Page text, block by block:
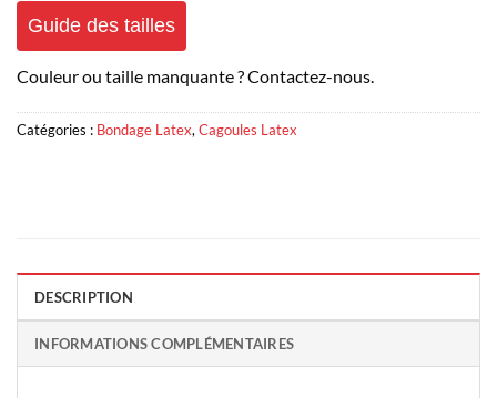
Guide des tailles
Couleur ou taille manquante ? Contactez-nous.
Catégories : Bondage Latex, Cagoules Latex
DESCRIPTION
INFORMATIONS COMPLÉMENTAIRES